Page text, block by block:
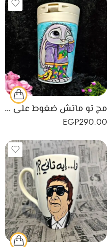
مج تو ماتش ضغوط على كتكوت صغنطوت مصنوع من البورسلين
EGP290.00